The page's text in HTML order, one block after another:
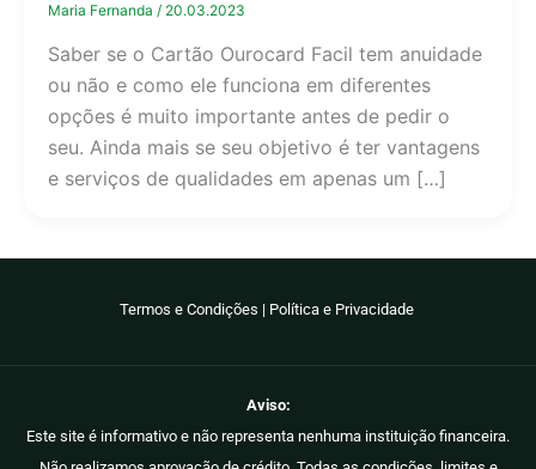
Maria Fernanda / 20.03.2023
Saber se o Cartão Ourocard Facil tem anuidade
ou não e como ele funciona em diferentes
opções é muito importante antes de pedir o
seu. Ainda mais se seu objetivo é ter vantagens
e serviços de qualidades em apenas um […]
Termos e Condições | Política e Privacidade
Aviso:
Este site é informativo e não representa nenhuma instituição financeira.